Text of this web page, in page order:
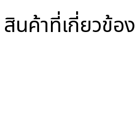
สินค้าที่เกี่ยวข้อง